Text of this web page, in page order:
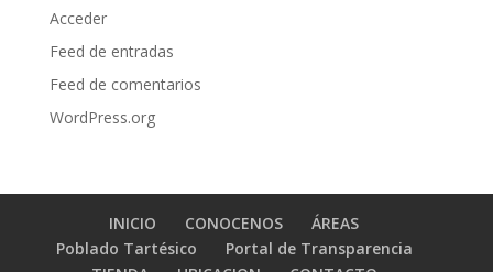
Acceder
Feed de entradas
Feed de comentarios
WordPress.org
INICIO CONOCENOS
ÁREAS
Poblado Tartésico
Portal de Transparencia